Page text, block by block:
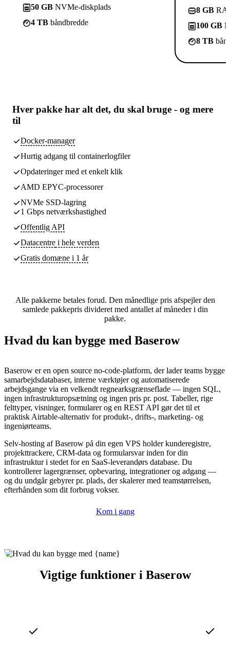
50 GB NVMe-diskplads
4 TB båndbredde
8 GB
100 GB
8 TB
Hver pakke har alt det, du skal bruge - og mere
til
Docker-manager
Hurtig adgang til containerlogfiler
Opdateringer med et enkelt klik
AMD EPYC-processorer
NVMe SSD-lagring
1 Gbps netværkshastighed
Offentlig API
Datacentre i hele verden
Gratis domæne i 1 år
Alle pakkerne betales forud. Den månedlige pris afspejler den
samlede pakkepris divideret med antallet af måneder i din
pakke.
Hvad du kan bygge med Baserow
Baserow er en open source no-code-platform, der lader teams bygge
samarbejdsdatabaser, interne værktøjer og automatiserede
arbejdsgange via en velkendt regnearksgrænseflade — ingen SQL,
ingen infrastrukturopsætning og ingen pris pr. post. Tabeller, rige
felttyper, visninger, formularer og en REST API gør det til et
praktisk Airtable-alternativ for produkt-, drifts-, marketing- og
ingeniørteams.
Selv-hosting af Baserow på din egen VPS holder kunderegistre,
projekttrackere, CRM-data og formularsvar inden for din
infrastruktur i stedet for en SaaS-leverandørs database. Du
kontrollerer lagergrænser, opbevaring, integrationer og adgang —
og du undgår gebyrer pr. plads, der skalerer med teamstørrelsen,
efterhånden som dit forbrug vokser.
Kom i gang
Vigtige funktioner i Baserow